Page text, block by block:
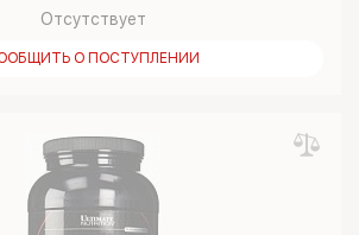
Отсутствует
О ПОСТУПЛЕНИИ